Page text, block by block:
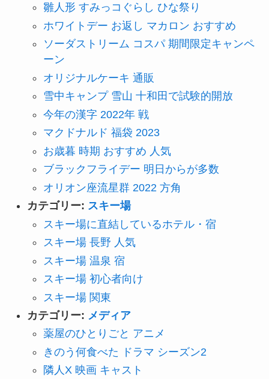
雛人形 すみっコぐらし ひな祭り
ホワイトデー お返し マカロン おすすめ
ソーダストリーム コスパ 期間限定キャンペ
ーン
オリジナルケーキ 通販
雪中キャンプ 雪山 十和田で試験的開放
今年の漢字 2022年 戦
マクドナルド 福袋 2023
お歳暮 時期 おすすめ 人気
ブラックフライデー 明日からが多数
オリオン座流星群 2022 方角
カテゴリー: スキー場
スキー場に直結しているホテル・宿
スキー場 長野 人気
スキー場 温泉 宿
スキー場 初心者向け
スキー場 関東
カテゴリー: メディア
薬屋のひとりごと アニメ
きのう何食べた ドラマ シーズン2
隣人X 映画 キャスト